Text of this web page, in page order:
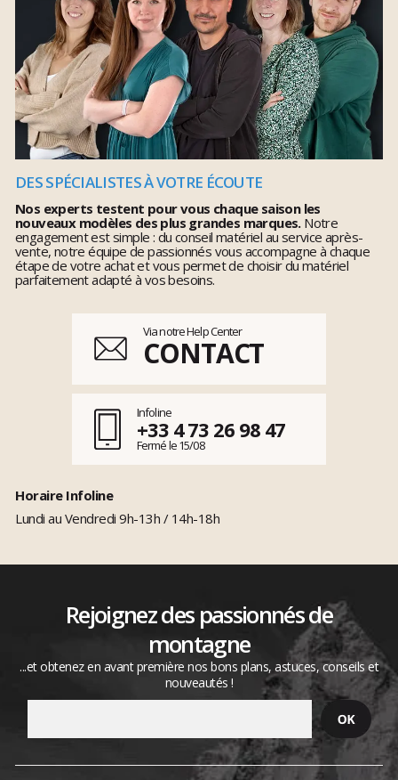
DES SPÉCIALISTES À VOTRE ÉCOUTE
Nos experts testent pour vous chaque saison les
nouveaux modèles des plus grandes marques.Notre
engagement est simple : du conseil matériel au service après-
vente, notre équipe de passionnés vous accompagne à chaque
étape de votre achat et vous permet de choisir du matériel
parfaitement adapté à vos besoins.
Via notre Help Center
CONTACT
Infoline
+33 4 73 26 98 47
Fermé le 15/08
Horaire Infoline
Lundi au Vendredi 9h-13h / 14h-18h
Rejoignez des passionnés de
montagne
...et obtenez en avant première nos bons plans, astuces, conseils et
nouveautés !